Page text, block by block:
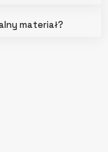
materiał?